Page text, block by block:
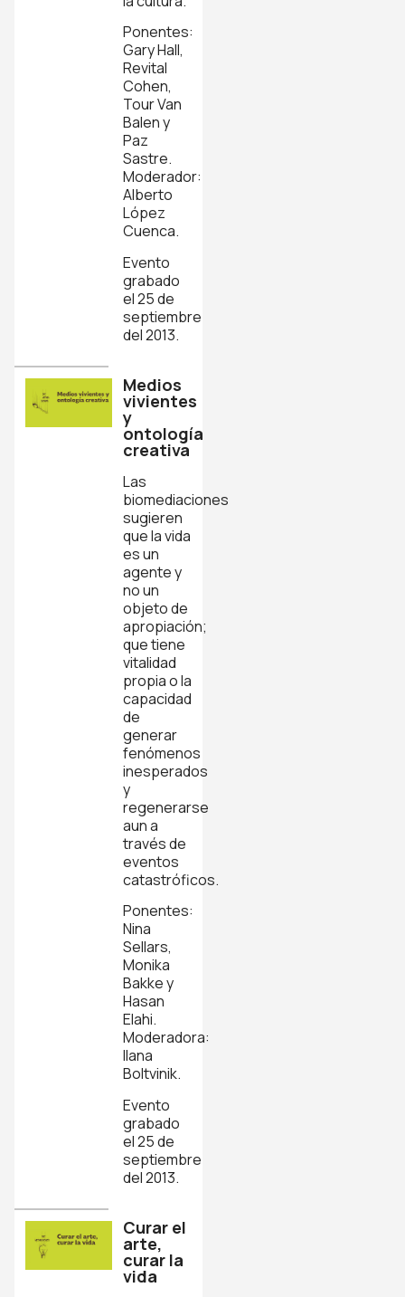
Ponentes:
Gary Hall,
Revital
Cohen,
Tour Van
Balen y
Paz
Sastre.
Moderador:
Alberto
López
Cuenca.
Evento
grabado
el 25 de
septiembre
del 2013.
Medios
vivientes
y
ontología
creativa
Las
biomediaciones
sugieren
que la vida
es un
agente y
no un
objeto de
apropiación;
que tiene
vitalidad
propia o la
capacidad
de
generar
fenómenos
inesperados
y
regenerarse
aun a
través de
eventos
catastróficos.
Ponentes:
Nina
Sellars,
Monika
Bakke y
Hasan
Elahi.
Moderadora:
Ilana
Boltvinik.
Evento
grabado
el 25 de
septiembre
del 2013.
Curar el
arte,
curar la
vida